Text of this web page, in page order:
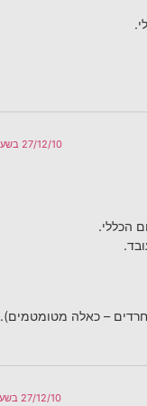
27/12/10 בשעה 5:07
הכללי.
– כאלה מטומטמים).
27/12/10 בשעה 9:10